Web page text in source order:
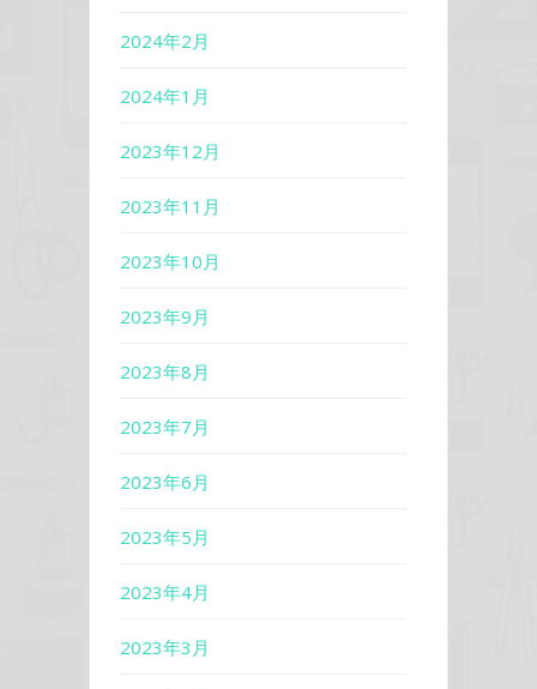
2024年2月
2024年1月
2023年12月
2023年11月
2023年10月
2023年9月
2023年8月
2023年7月
2023年6月
2023年5月
2023年4月
2023年3月